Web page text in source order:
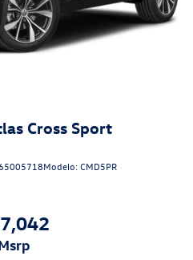
Cross Sport
Modelo:CMD5PR
msrp